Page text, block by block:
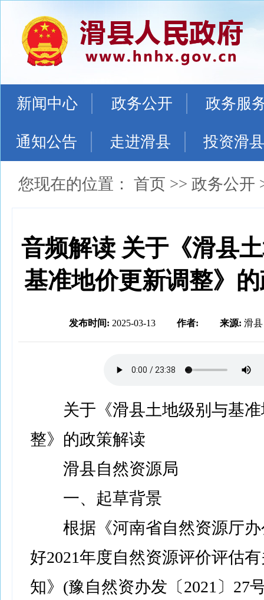
新闻中心 政务公开 政务服
通知公告 走进滑县 投资滑县
您现在的位置： 首页 >> 政务公开
音频解读 关于《滑县
基准地价更新调整》
发布时间: 2025-03-13 作者: 来源: 滑
关于《滑县土地级别与基准
整》的政策解读
滑县自然资源局
一、起草背景
根据《河南省自然资源厅办
好2021年度自然资源评价评估
知》(豫自然资办发〔2021〕27